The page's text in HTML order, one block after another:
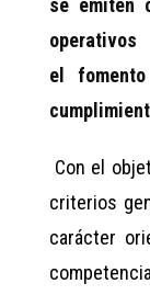
se emiten
el
Con el
criterios
carácter